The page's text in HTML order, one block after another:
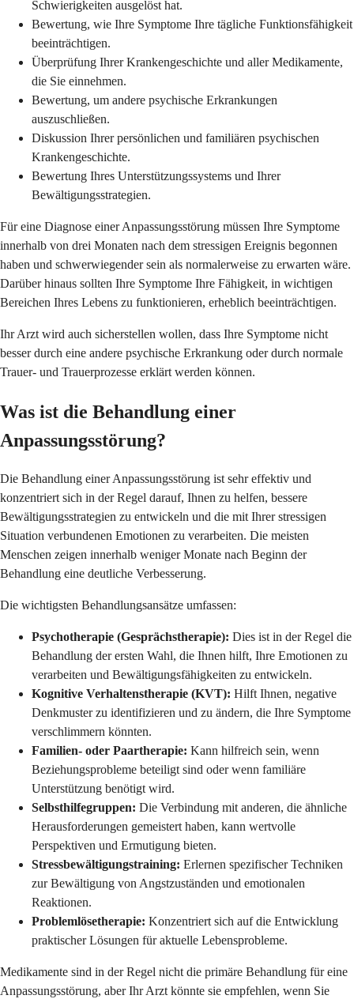
Schwierigkeiten ausgelöst hat.
Bewertung, wie Ihre Symptome Ihre tägliche Funktionsfähigkeit
beeinträchtigen.
Überprüfung Ihrer Krankengeschichte und aller Medikamente,
die Sie einnehmen.
Bewertung, um andere psychische Erkrankungen
auszuschließen.
Diskussion Ihrer persönlichen und familiären psychischen
Krankengeschichte.
Bewertung Ihres Unterstützungssystems und Ihrer
Bewältigungsstrategien.
Für eine Diagnose einer Anpassungsstörung müssen Ihre Symptome
innerhalb von drei Monaten nach dem stressigen Ereignis begonnen
haben und schwerwiegender sein als normalerweise zu erwarten wäre.
Darüber hinaus sollten Ihre Symptome Ihre Fähigkeit, in wichtigen
Bereichen Ihres Lebens zu funktionieren, erheblich beeinträchtigen.
Ihr Arzt wird auch sicherstellen wollen, dass Ihre Symptome nicht
besser durch eine andere psychische Erkrankung oder durch normale
Trauer- und Trauerprozesse erklärt werden können.
Was ist die Behandlung einer
Anpassungsstörung?
Die Behandlung einer Anpassungsstörung ist sehr effektiv und
konzentriert sich in der Regel darauf, Ihnen zu helfen, bessere
Bewältigungsstrategien zu entwickeln und die mit Ihrer stressigen
Situation verbundenen Emotionen zu verarbeiten. Die meisten
Menschen zeigen innerhalb weniger Monate nach Beginn der
Behandlung eine deutliche Verbesserung.
Die wichtigsten Behandlungsansätze umfassen:
Psychotherapie (Gesprächstherapie): Dies ist in der Regel die
Behandlung der ersten Wahl, die Ihnen hilft, Ihre Emotionen zu
verarbeiten und Bewältigungsfähigkeiten zu entwickeln.
Kognitive Verhaltenstherapie (KVT): Hilft Ihnen, negative
Denkmuster zu identifizieren und zu ändern, die Ihre Symptome
verschlimmern könnten.
Familien- oder Paartherapie: Kann hilfreich sein, wenn
Beziehungsprobleme beteiligt sind oder wenn familiäre
Unterstützung benötigt wird.
Selbsthilfegruppen: Die Verbindung mit anderen, die ähnliche
Herausforderungen gemeistert haben, kann wertvolle
Perspektiven und Ermutigung bieten.
Stressbewältigungstraining: Erlernen spezifischer Techniken
zur Bewältigung von Angstzuständen und emotionalen
Reaktionen.
Problemlösetherapie: Konzentriert sich auf die Entwicklung
praktischer Lösungen für aktuelle Lebensprobleme.
Medikamente sind in der Regel nicht die primäre Behandlung für eine
Anpassungsstörung, aber Ihr Arzt könnte sie empfehlen, wenn Sie